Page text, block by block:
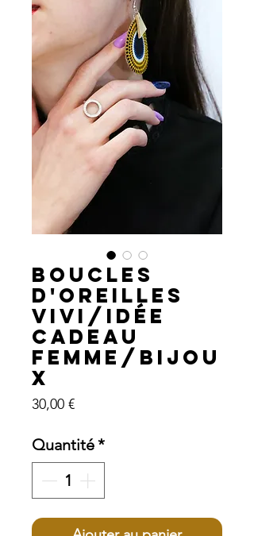
Boucles
d'oreilles
VIVI/Idée
cadeau
femme/bijou
x
30,00 €Prix
Quantité*